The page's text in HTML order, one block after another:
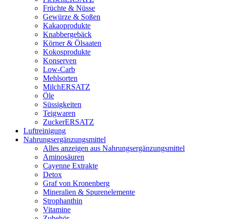
Früchte & Nüsse
Gewürze & Soßen
Kakaoprodukte
Knabbergebäck
Körner & Ölsaaten
Kokosprodukte
Konserven
Low-Carb
Mehlsorten
MilchERSATZ
Öle
Süssigkeiten
Teigwaren
ZuckerERSATZ
Luftreinigung
Nahrungsergänzungsmittel
Alles anzeigen aus Nahrungsergänzungsmittel
Aminosäuren
Cayenne Extrakte
Detox
Graf von Kronenberg
Mineralien & Spurenelemente
Strophanthin
Vitamine